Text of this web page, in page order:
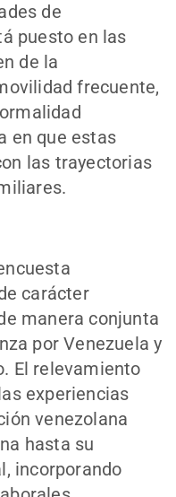
de
puesto en las
de la
frecuente,
en que estas
las trayectorias
carácter
manera conjunta
por Venezuela y
El relevamiento
experiencias
venezolana
hasta su
incorporando